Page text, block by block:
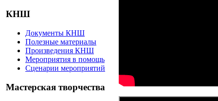
КНШ
Документы КНШ
Полезные материалы
Произведения КНШ
Мероприятия в помощь
Сценарии мероприятий
Мастерская творчества